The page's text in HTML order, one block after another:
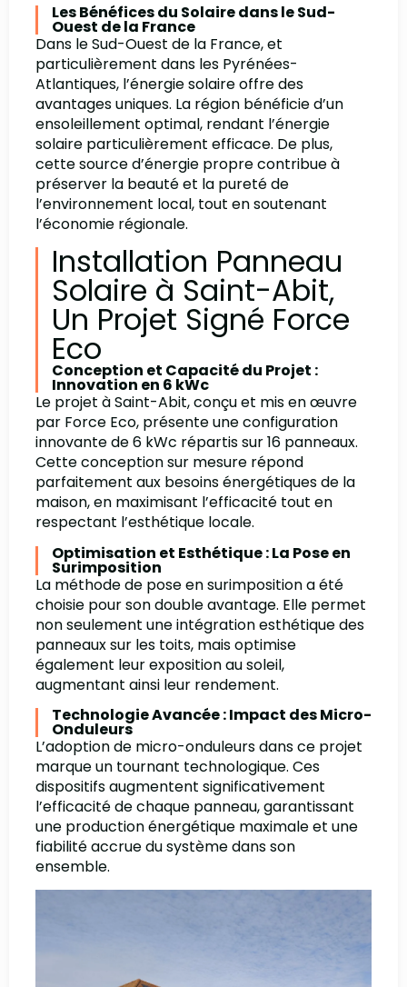
Les Bénéfices du Solaire dans le Sud-
Ouest de la France
Dans le Sud-Ouest de la France, et
particulièrement dans les Pyrénées-
Atlantiques, l’énergie solaire offre des
avantages uniques. La région bénéficie d’un
ensoleillement optimal, rendant l’énergie
solaire particulièrement efficace. De plus,
cette source d’énergie propre contribue à
préserver la beauté et la pureté de
l’environnement local, tout en soutenant
l’économie régionale.
Installation Panneau
Solaire à Saint-Abit,
Un Projet Signé Force
Eco
Conception et Capacité du Projet :
Innovation en 6 kWc
Le projet à Saint-Abit, conçu et mis en œuvre
par Force Eco, présente une configuration
innovante de 6 kWc répartis sur 16 panneaux.
Cette conception sur mesure répond
parfaitement aux besoins énergétiques de la
maison, en maximisant l’efficacité tout en
respectant l’esthétique locale.
Optimisation et Esthétique : La Pose en
Surimposition
La méthode de pose en surimposition a été
choisie pour son double avantage. Elle permet
non seulement une intégration esthétique des
panneaux sur les toits, mais optimise
également leur exposition au soleil,
augmentant ainsi leur rendement.
Technologie Avancée : Impact des Micro-
Onduleurs
L’adoption de micro-onduleurs dans ce projet
marque un tournant technologique. Ces
dispositifs augmentent significativement
l’efficacité de chaque panneau, garantissant
une production énergétique maximale et une
fiabilité accrue du système dans son
ensemble.